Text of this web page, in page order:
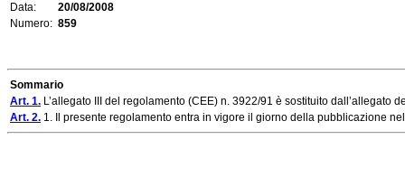
Data:
20/08/2008
Numero: 859
Sommario
Art. 1. L’allegato III del regolamento (CEE) n. 3922/91 è sostituito dall’allegato
Art. 2. 1. Il presente regolamento entra in vigore il giorno della pubblicazione